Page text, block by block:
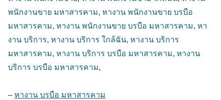
พนักงานขาย มหาสารคาม, หางาน พนักงานขาย บรบือ
มหาสารคาม, หางาน พนักงานขาย บรบือ มหาสารคาม, หา
งาน บริการ, หางาน บริการ ใกล้ฉัน, หางาน บริการ
มหาสารคาม, หางาน บริการ บรบือ มหาสารคาม, หางาน
บริการ บรบือ มหาสารคาม,
– หางาน บรบือ มหาสารคาม